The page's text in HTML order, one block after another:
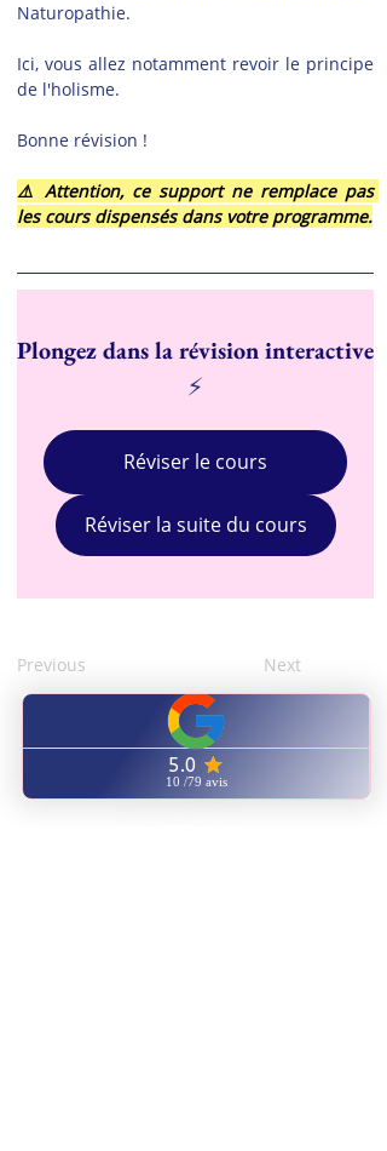
Naturopathie.
Ici, vous allez notamment revoir le principe
de l'holisme.
Bonne révision !
⚠️ Attention, ce support ne remplace pas
les cours dispensés dans votre programme.
Plongez dans la révision interactive
⚡
Réviser le cours
Réviser la suite du cours
Previous Next